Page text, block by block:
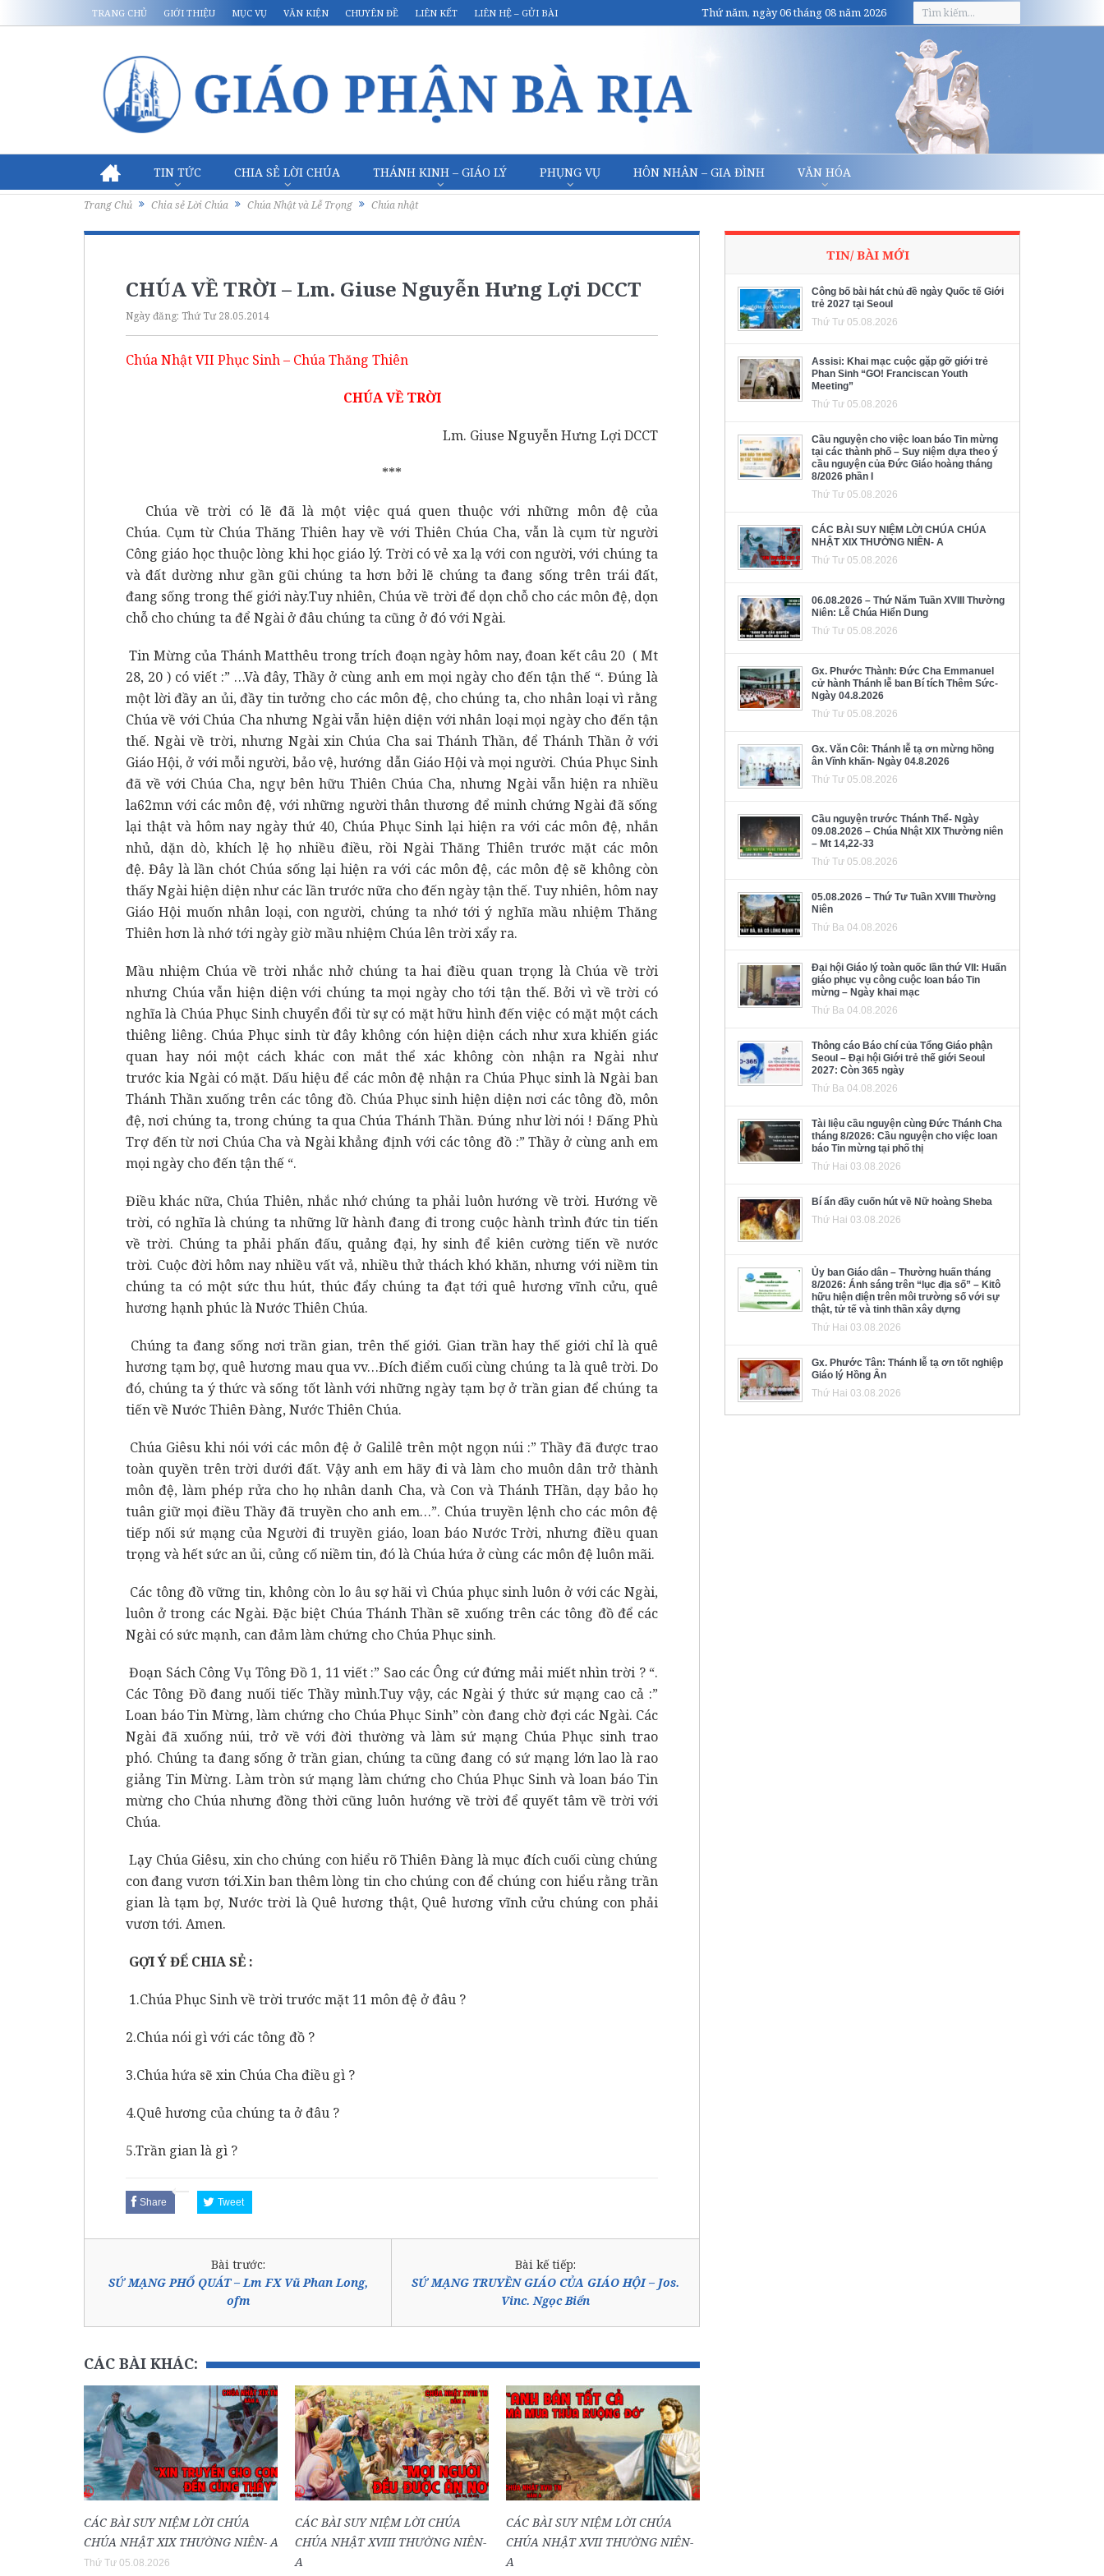
TRANG CHỦ GIỚI THIỆU MỤC VỤ VĂN KIỆN CHUYÊN ĐỀ LIÊN KẾT LIÊN HỆ – GỬI BÀI Thứ năm, ngày 06 tháng 08 năm 2026
TIN TỨC CHIA SẺ LỜI CHÚA THÁNH KINH – GIÁO LÝ PHỤNG VỤ HÔN NHÂN – GIA ĐÌNH VĂN HÓA
Trang Chủ Chia sẻ Lời Chúa Chúa Nhật và Lễ Trọng Chúa nhật
CHÚA VỀ TRỜI – Lm. Giuse Nguyễn Hưng Lợi DCCT
Ngày đăng: Thứ Tư 28.05.2014
Chúa Nhật VII Phục Sinh – Chúa Thăng Thiên
CHÚA VỀ TRỜI
Lm. Giuse Nguyễn Hưng Lợi DCCT
***
Chúa về trời có lẽ đã là một việc quá quen thuộc với những môn đệ của
Chúa. Cụm từ Chúa Thăng Thiên hay về với Thiên Chúa Cha, vẫn là cụm từ người
Công giáo học thuộc lòng khi học giáo lý. Trời có vẻ xa lạ với con người, với chúng ta
và đất dường như gần gũi chúng ta hơn bởi lẽ chúng ta đang sống trên trái đất,
đang sống trong thế giới này.Tuy nhiên, Chúa về trời để dọn chỗ cho các môn đệ, dọn
chỗ cho chúng ta để Ngài ở đâu chúng ta cũng ở đó với Ngài.
Tin Mừng của Thánh Matthêu trong trích đoạn ngày hôm nay, đoan kết câu 20 ( Mt
28, 20 ) có viết :” …Và đây, Thầy ở cùng anh em mọi ngày cho đến tận thế “. Đúng là
một lời đầy an ủi, đầy tin tưởng cho các môn đệ, cho chúng ta, cho nhân loại vì rằng
Chúa về với Chúa Cha nhưng Ngài vẫn hiện diện với nhân loại mọi ngày cho đến tận
thế. Ngài về trời, nhưng Ngài xin Chúa Cha sai Thánh Thần, để Thánh Thần ở với
Giáo Hội, ở với mỗi người, bảo vệ, hướng dẫn Giáo Hội và mọi người. Chúa Phục Sinh
đã về với Chúa Cha, ngự bên hữu Thiên Chúa Cha, nhưng Ngài vẫn hiện ra nhiều
la62mn với các môn đệ, với những người thân thương để minh chứng Ngài đã sống
lại thật và hôm nay ngày thứ 40, Chúa Phục Sinh lại hiện ra với các môn đệ, nhắn
nhủ, dặn dò, khích lệ họ nhiều điều, rồi Ngài Thăng Thiên trước mặt các môn
đệ. Đây là lần chót Chúa sống lại hiện ra với các môn đệ, các môn đệ sẽ không còn
thấy Ngài hiện diện như các lần trước nữa cho đến ngày tận thế. Tuy nhiên, hôm nay
Giáo Hội muốn nhân loại, con người, chúng ta nhớ tới ý nghĩa mầu nhiệm Thăng
Thiên hơn là nhớ tới ngày giờ mầu nhiệm Chúa lên trời xẩy ra.
Mầu nhiệm Chúa về trời nhắc nhở chúng ta hai điều quan trọng là Chúa về trời
nhưng Chúa vẫn hiện diện với chúng ta mọi ngày cho tới tận thế. Bởi vì về trời có
nghĩa là Chúa Phục Sinh chuyển đổi từ sự có mặt hữu hình đến việc có mặt một cách
thiêng liêng. Chúa Phục sinh từ đây không cón hiện diện cách như xưa khiến giác
quan hay nói một cách khác con mắt thể xác không còn nhận ra Ngài như
trước kia Ngài có mặt. Dấu hiệu để các môn đệ nhận ra Chúa Phục sinh là Ngài ban
Thánh Thần xuống trên các tông đồ. Chúa Phục sinh hiện diện nơi các tông đồ, môn
đệ, nơi chúng ta, trong chúng ta qua Chúa Thánh Thần. Đúng như lời nói ! Đấng Phù
Trợ đến từ nơi Chúa Cha và Ngài khẳng định với các tông đồ :” Thầy ở cùng anh em
mọi ngày cho đến tận thế “.
Điều khác nữa, Chúa Thiên, nhắc nhớ chúng ta phải luôn hướng về trời. Hướng về
trời, có nghĩa là chúng ta những lữ hành đang đi trong cuộc hành trình đức tin tiến
về trời. Chúng ta phải phấn đấu, quảng đại, hy sinh để kiên cường tiến về nước
trời. Cuộc đời hôm nay nhiều vất vả, nhiều thử thách khó khăn, nhưng với niềm tin
chúng ta có một sức thu hút, thúc đẩy chúng ta đạt tới quê hương vĩnh cửu, quê
hương hạnh phúc là Nước Thiên Chúa.
Chúng ta đang sống nơi trần gian, trên thế giới. Gian trần hay thế giới chỉ là quê
hương tạm bợ, quê hương mau qua vv…Đích điểm cuối cùng chúng ta là quê trời. Do
đó, chúng ta ý thức và sống tốt lành với những ngày tạm bợ ở trần gian để chúng ta
tiến về Nước Thiên Đàng, Nước Thiên Chúa.
Chúa Giêsu khi nói với các môn đệ ở Galilê trên một ngọn núi :” Thầy đã được trao
toàn quyền trên trời dưới đất. Vậy anh em hãy đi và làm cho muôn dân trở thành
môn đệ, làm phép rửa cho họ nhân danh Cha, và Con và Thánh THần, dạy bảo họ
tuân giữ mọi điều Thầy đã truyền cho anh em…”. Chúa truyền lệnh cho các môn đệ
tiếp nối sứ mạng của Người đi truyền giáo, loan báo Nước Trời, nhưng điều quan
trọng và hết sức an ủi, củng cố niềm tin, đó là Chúa hứa ở cùng các môn đệ luôn mãi.
Các tông đồ vững tin, không còn lo âu sợ hãi vì Chúa phục sinh luôn ở với các Ngài,
luôn ở trong các Ngài. Đặc biệt Chúa Thánh Thần sẽ xuống trên các tông đồ để các
Ngài có sức mạnh, can đảm làm chứng cho Chúa Phục sinh.
Đoạn Sách Công Vụ Tông Đồ 1, 11 viết :” Sao các Ông cứ đứng mải miết nhìn trời ? “.
Các Tông Đồ đang nuối tiếc Thầy mình.Tuy vậy, các Ngài ý thức sứ mạng cao cả :”
Loan báo Tin Mừng, làm chứng cho Chúa Phục Sinh” còn đang chờ đợi các Ngài. Các
Ngài đã xuống núi, trở về với đời thường và làm sứ mạng Chúa Phục sinh trao
phó. Chúng ta đang sống ở trần gian, chúng ta cũng đang có sứ mạng lớn lao là rao
giảng Tin Mừng. Làm tròn sứ mạng làm chứng cho Chúa Phục Sinh và loan báo Tin
mừng cho Chúa nhưng đồng thời cũng luôn hướng về trời để quyết tâm về trời với
Chúa.
Lạy Chúa Giêsu, xin cho chúng con hiểu rõ Thiên Đàng là mục đích cuối cùng chúng
con đang vươn tới.Xin ban thêm lòng tin cho chúng con để chúng con hiểu rằng trần
gian là tạm bợ, Nước trời là Quê hương thật, Quê hương vĩnh cửu chúng con phải
vươn tới. Amen.
GỢI Ý ĐỂ CHIA SẺ :
1.Chúa Phục Sinh về trời trước mặt 11 môn đệ ở đâu ?
2.Chúa nói gì với các tông đồ ?
3.Chúa hứa sẽ xin Chúa Cha điều gì ?
4.Quê hương của chúng ta ở đâu ?
5.Trần gian là gì ?
Share Tweet
Bài trước:
SỨ MẠNG PHỔ QUÁT – Lm FX Vũ Phan Long,
ofm
Bài kế tiếp:
SỨ MẠNG TRUYỀN GIÁO CỦA GIÁO HỘI – Jos.
Vinc. Ngọc Biển
CÁC BÀI KHÁC:
CÁC BÀI SUY NIỆM LỜI CHÚA
CHÚA NHẬT XIX THƯỜNG NIÊN- A
Thứ Tư 05.08.2026
CÁC BÀI SUY NIỆM LỜI CHÚA
CHÚA NHẬT XVIII THƯỜNG NIÊN-
A
CÁC BÀI SUY NIỆM LỜI CHÚA
CHÚA NHẬT XVII THƯỜNG NIÊN-
A
TIN/ BÀI MỚI
Công bố bài hát chủ đề ngày Quốc tế Giới
trẻ 2027 tại Seoul
Thứ Tư 05.08.2026
Assisi: Khai mạc cuộc gặp gỡ giới trẻ
Phan Sinh “GO! Franciscan Youth
Meeting”
Thứ Tư 05.08.2026
Cầu nguyện cho việc loan báo Tin mừng
tại các thành phố – Suy niệm dựa theo ý
cầu nguyện của Đức Giáo hoàng tháng
8/2026 phần I
Thứ Tư 05.08.2026
CÁC BÀI SUY NIỆM LỜI CHÚA CHÚA
NHẬT XIX THƯỜNG NIÊN- A
Thứ Tư 05.08.2026
06.08.2026 – Thứ Năm Tuần XVIII Thường
Niên: Lễ Chúa Hiển Dung
Thứ Tư 05.08.2026
Gx. Phước Thành: Đức Cha Emmanuel
cử hành Thánh lễ ban Bí tích Thêm Sức-
Ngày 04.8.2026
Thứ Tư 05.08.2026
Gx. Văn Côi: Thánh lễ tạ ơn mừng hồng
ân Vĩnh khấn- Ngày 04.8.2026
Thứ Tư 05.08.2026
Cầu nguyện trước Thánh Thể- Ngày
09.08.2026 – Chúa Nhật XIX Thường niên
– Mt 14,22-33
Thứ Tư 05.08.2026
05.08.2026 – Thứ Tư Tuần XVIII Thường
Niên
Thứ Ba 04.08.2026
Đại hội Giáo lý toàn quốc lần thứ VII: Huấn
giáo phục vụ công cuộc loan báo Tin
mừng – Ngày khai mạc
Thứ Ba 04.08.2026
Thông cáo Báo chí của Tổng Giáo phận
Seoul – Đại hội Giới trẻ thế giới Seoul
2027: Còn 365 ngày
Thứ Ba 04.08.2026
Tài liệu cầu nguyện cùng Đức Thánh Cha
tháng 8/2026: Cầu nguyện cho việc loan
báo Tin mừng tại phố thị
Thứ Hai 03.08.2026
Bí ẩn đầy cuốn hút về Nữ hoàng Sheba
Thứ Hai 03.08.2026
Ủy ban Giáo dân – Thường huấn tháng
8/2026: Ánh sáng trên “lục địa số” – Kitô
hữu hiện diện trên môi trường số với sự
thật, tử tế và tinh thần xây dựng
Thứ Hai 03.08.2026
Gx. Phước Tân: Thánh lễ tạ ơn tốt nghiệp
Giáo lý Hồng Ân
Thứ Hai 03.08.2026